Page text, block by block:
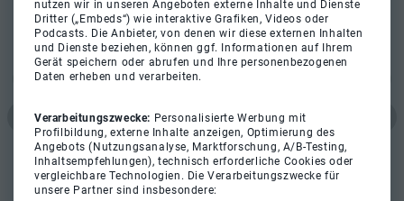
nutzen wir in unseren Angeboten externe Inhalte und Dienste
Dritter („Embeds“) wie interaktive Grafiken, Videos oder
Podcasts. Die Anbieter, von denen wir diese externen Inhalten
und Dienste beziehen, können ggf. Informationen auf Ihrem
Gerät speichern oder abrufen und Ihre personenbezogenen
Daten erheben und verarbeiten.
Verarbeitungszwecke: Personalisierte Werbung mit
Profilbildung, externe Inhalte anzeigen, Optimierung des
Angebots (Nutzungsanalyse, Marktforschung, A/B-Testing,
Inhaltsempfehlungen), technisch erforderliche Cookies oder
vergleichbare Technologien. Die Verarbeitungszwecke für
unsere Partner sind insbesondere: